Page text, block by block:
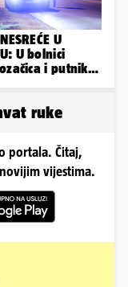
U
U bolnici
i putnik,
ruke
portala. Čitaj,
vijestima.